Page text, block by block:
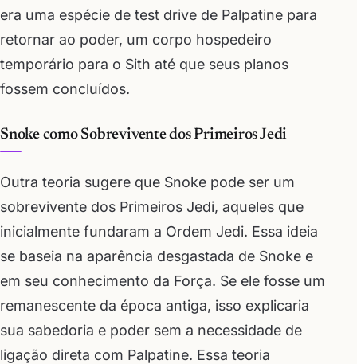
era uma espécie de test drive de Palpatine para
retornar ao poder, um corpo hospedeiro
temporário para o Sith até que seus planos
fossem concluídos.
Snoke como Sobrevivente dos Primeiros Jedi
Outra teoria sugere que Snoke pode ser um
sobrevivente dos Primeiros Jedi, aqueles que
inicialmente fundaram a Ordem Jedi. Essa ideia
se baseia na aparência desgastada de Snoke e
em seu conhecimento da Força. Se ele fosse um
remanescente da época antiga, isso explicaria
sua sabedoria e poder sem a necessidade de
ligação direta com Palpatine. Essa teoria